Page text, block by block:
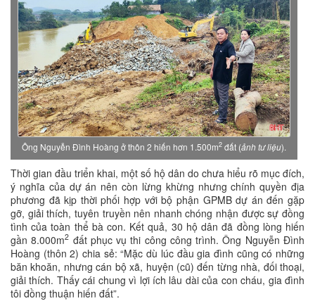
Ông Nguyễn Đình Hoàng ở thôn 2 hiến hơn 1.500m2 đất (ảnh tư liệu).
Thời gian đầu triển khai, một số hộ dân do chưa hiểu rõ mục đích,
ý nghĩa của dự án nên còn lừng khừng nhưng chính quyền địa
phương đã kịp thời phối hợp với bộ phận GPMB dự án đến gặp
gỡ, giải thích, tuyên truyền nên nhanh chóng nhận được sự đồng
tình của toàn thể bà con. Kết quả, 30 hộ dân đã đồng lòng hiến
gần 8.000m2 đất phục vụ thi công công trình. Ông Nguyễn Đình
Hoàng (thôn 2) chia sẻ: “Mặc dù lúc đầu gia đình cũng có những
băn khoăn, nhưng cán bộ xã, huyện (cũ) đến từng nhà, đối thoại,
giải thích. Thấy cái chung vì lợi ích lâu dài của con cháu, gia đình
tôi đồng thuận hiến đất”.